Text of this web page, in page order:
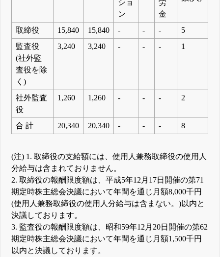
ショ
ン
労
金
取締役
15,840 15,840 - - -
5
監査役
(社外監
査役を除
く)
3,240 3,240 - - - 1
社外監査
役
1,260 1,260 - - - 2
合 計 20,340 20,340 - - - 8
(注) 1. 取締役の支給額には、使用人兼務取締役の使用人
分給与は含まれておりません。
2. 取締役の報酬限度額は、平成5年12月17日開催の第71
期定時株主総会決議において年間を通じ月額8,000千円
(使用人兼務取締役の使用人分給与は含まない。)以内と
決議しております。
3. 監査役の報酬限度額は、昭和59年12月20日開催の第62
期定時株主総会決議において年間を通じ月額1,500千円
以内と決議しております。